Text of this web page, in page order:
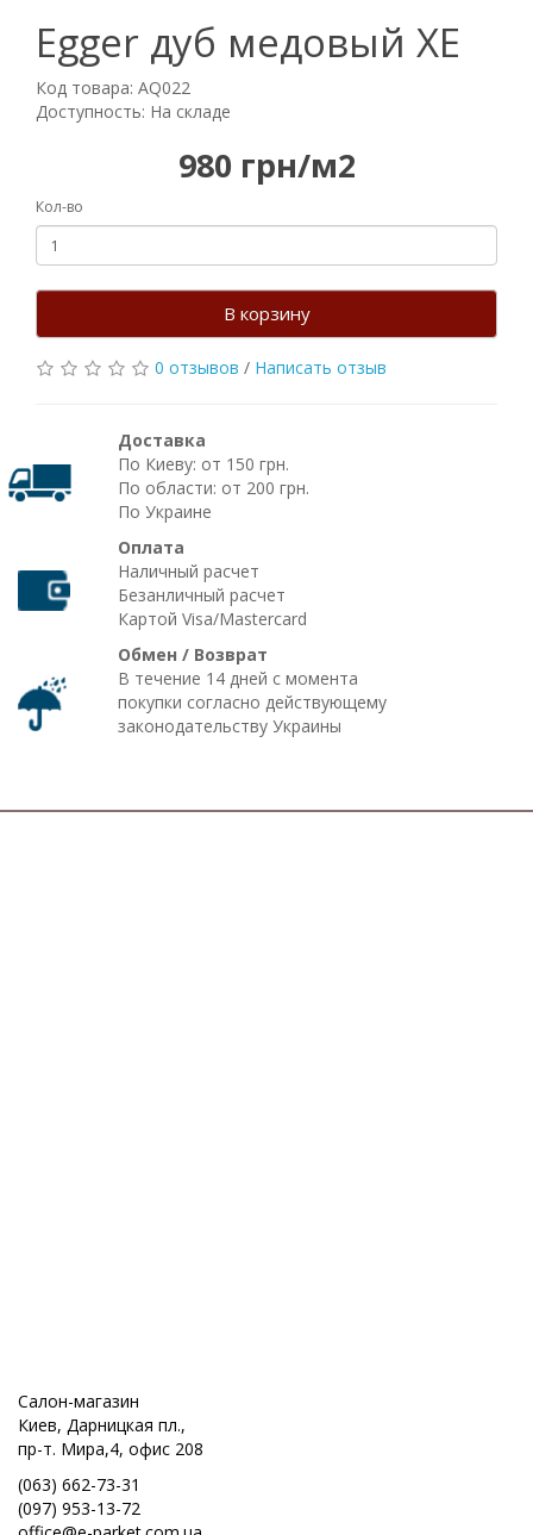
Egger дуб медовый XE
Код товара: AQ022
Доступность: На складе
980 грн/м2
Кол-во
В корзину
0 отзывов / Написать отзыв
Доставка
По Киеву: от 150 грн.
По области: от 200 грн.
По Украине
Оплата
Наличный расчет
Безанличный расчет
Картой Visa/Mastercard
Обмен / Возврат
В течение 14 дней с момента
покупки согласно действующему
законодательству Украины
Салон-магазин
Киев, Дарницкая пл.,
пр-т. Мира,4, офис 208
(063) 662-73-31
(097) 953-13-72